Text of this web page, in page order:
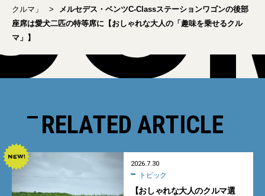
クルマ」
メルセデス・ベンツC-Classステーションワゴンの後部
座席は愛犬二匹の特等席に【おしゃれな大人の「趣味を乗せるクル
マ」】
RELATED ARTICLE
2026.7.30
トピック
【おしゃれな大人のクルマ選